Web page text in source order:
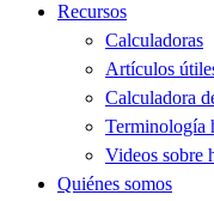
Recursos
Calculadoras
Artículos
Calculadora
Terminología
Videos sobre
Quiénes somos